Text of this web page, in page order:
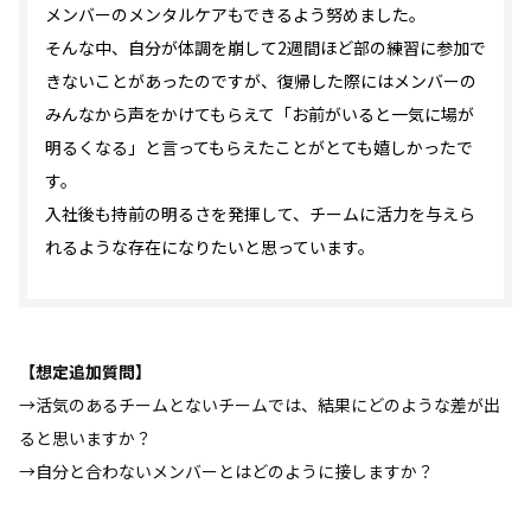
メンバーのメンタルケアもできるよう努めました。
そんな中、自分が体調を崩して2週間ほど部の練習に参加で
きないことがあったのですが、復帰した際にはメンバーの
みんなから声をかけてもらえて「お前がいると一気に場が
明るくなる」と言ってもらえたことがとても嬉しかったで
す。
入社後も持前の明るさを発揮して、チームに活力を与えら
れるような存在になりたいと思っています。
【想定追加質問】
→活気のあるチームとないチームでは、結果にどのような差が出
ると思いますか？
→自分と合わないメンバーとはどのように接しますか？